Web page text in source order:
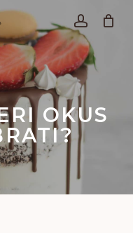
account
OKUS